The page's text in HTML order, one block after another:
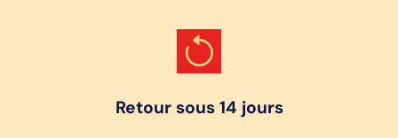
Retour sous 14 jours